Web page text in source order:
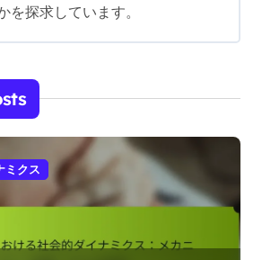
を探求しています。
ミクス